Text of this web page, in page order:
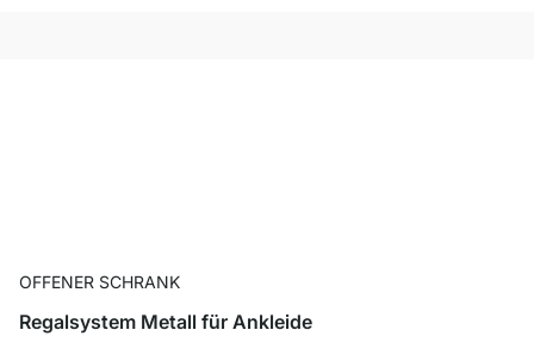
OFFENER SCHRANK
Regalsystem Metall für Ankleide